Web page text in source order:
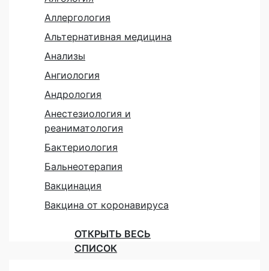
Аллергология
Альтернативная медицина
Анализы
Ангиология
Андрология
Анестезиология и
реаниматология
Бактериология
Бальнеотерапия
Вакцинация
Вакцина от коронавируса
ОТКРЫТЬ ВЕСЬ
СПИСОК